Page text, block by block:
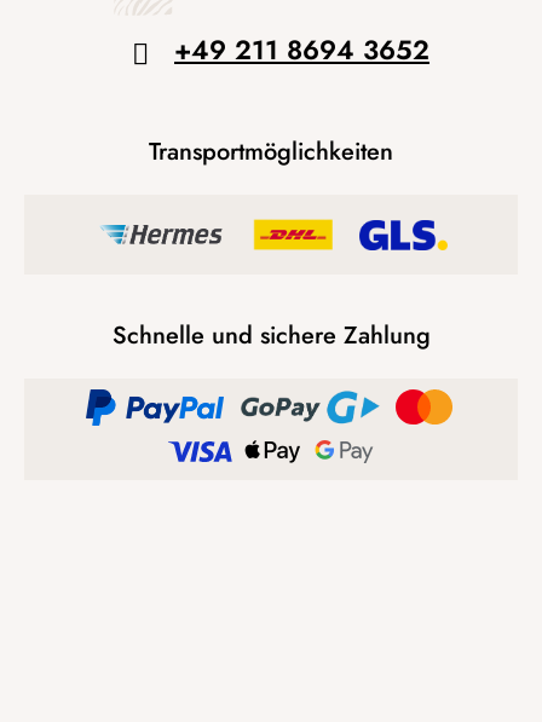
+49 211 8694 3652
Transportmöglichkeiten
Schnelle und sichere Zahlung